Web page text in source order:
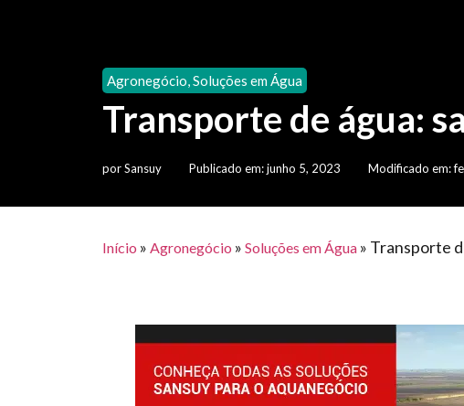
Agronegócio,Soluções em Água
Transporte de água:
porSansuy Publicado em:junho 5, 2023 Modificado em:
Início » Agronegócio » Soluções em Água » Transporte